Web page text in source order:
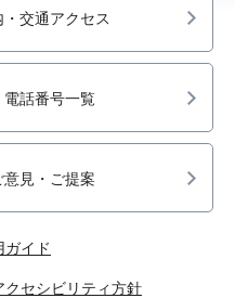
交通アクセス
電話番号一覧
意見・ご提案
ガイド
クセシビリティ方針